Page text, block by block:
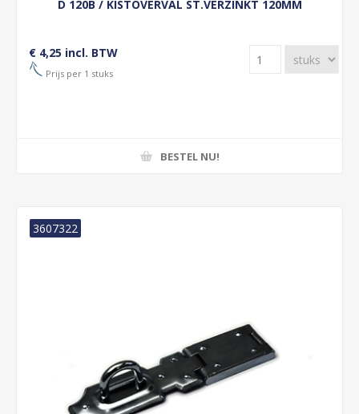
D 120B / KISTOVERVAL ST.VERZINKT 120MM
€ 4,25 incl. BTW
Prijs per 1 stuks
BESTEL NU!
3607322